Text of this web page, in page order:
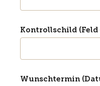
Kontrollschild (Feld
Wunschtermin